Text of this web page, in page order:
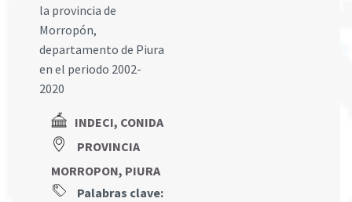
la provincia de
Morropón,
departamento de Piura
en el periodo 2002-
2020
INDECI, CONIDA
PROVINCIA
MORROPON, PIURA
Palabras clave: